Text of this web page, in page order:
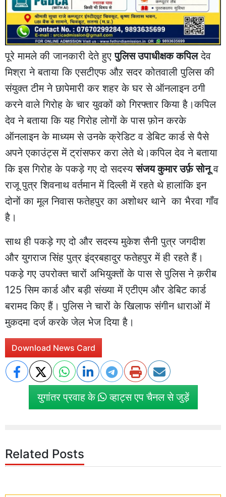
पूरे मामले की जानकारी देते हुएपुलिस उपाधीक्षक कपिलदेव
मिश्रा ने बताया कि एसटीएफ औऱ सदर कोतवाली पुलिस की
संयुक्त टीम ने छापेमारी कर शहर के घर से ऑनलाइन ठगी
करने वाले गिरोह के चार युवकों को गिरफ्तार किया है।कपिल
देव ने बताया कि यह गिरोह लोगों के पास फ़ोन करके
ऑनलाइन के माध्यम से उनके क्रेडिट व डेबिट कार्ड से पैसे
अपने एकाउंट्स में ट्रांसफर करा लेते थे।कपिल देव ने बताया
कि इस गिरोह के पकड़े गए दो सदस्यसंजय कुमार उर्फ़ सोनूव
राजू पुत्र शिवनाथ वर्तमान में दिल्ली में रहते थे हालांकि इन
दोनों का मूल निवास फतेहपुर का अशोथर थाने का भैरवा गाँव
है।
साथ ही पकड़े गए दो और सदस्य मुकेश सैनी पुत्र जगदीश
और युगराज सिंह पुत्र इंद्रबहादुर फतेहपुर में ही रहते हैं।
पकड़े गए उपरोक्त चारों अभियुक्तों के पास से पुलिस ने क़रीब
125 सिम कार्ड और बड़ी संख्या में एटीएम और डेबिट कार्ड
बरामद किए हैं। पुलिस ने चारों के खिलाफ संगीन धाराओं में
मुकदमा दर्ज करके जेल भेज दिया है।
Download News Card
युगांतर प्रवाह के व्हाट्स एप चैनल से जुड़ें
Related Posts